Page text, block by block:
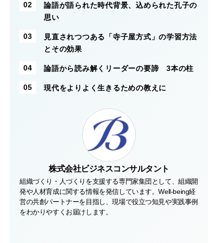
論語が語られた時代背景、込められた孔子の
思い
見直されつつある「寺子屋方式」の学習方法
とその効果
論語から読み解くリーダーの要諦 3本の柱
現代をよりよく生きるための教えに
株式会社ビジネスコンサルタント
組織づくり・人づくりを支援する専門家集団として、組織開
発や人材育成に関する情報を発信しています。Well-being経
営の共創パートナーを目指し、現場で役立つ知見や実践事例
をわかりやすくお届けします。